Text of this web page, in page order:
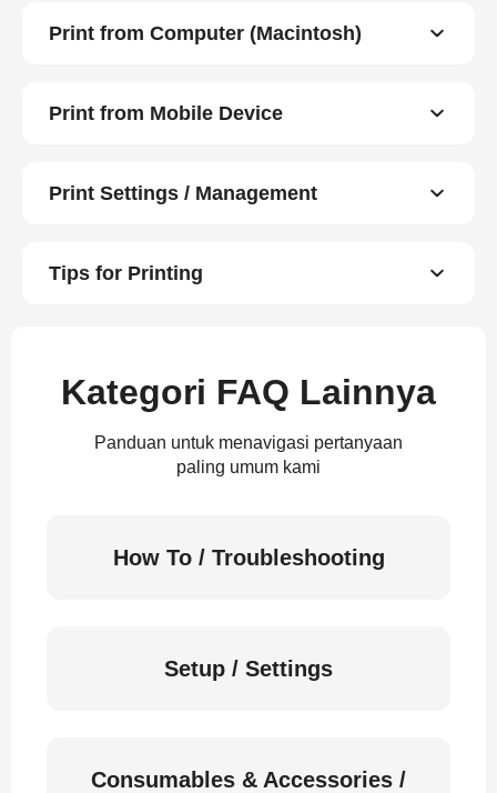
Print from Computer (Macintosh)
Print from Mobile Device
Print Settings / Management
Tips for Printing
Kategori FAQ Lainnya
Panduan untuk menavigasi pertanyaan
paling umum kami
How To / Troubleshooting
Setup / Settings
Consumables & Accessories /